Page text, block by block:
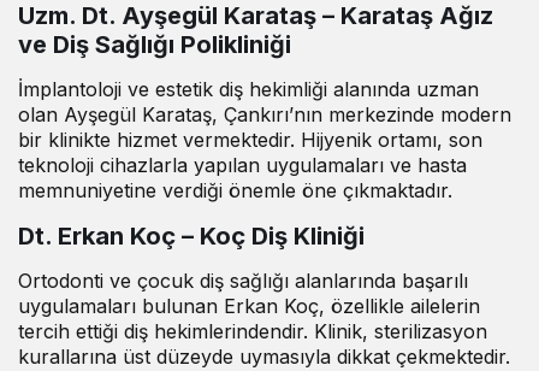
Uzm. Dt. Ayşegül Karataş – Karataş Ağız
ve Diş Sağlığı Polikliniği
İmplantoloji ve estetik diş hekimliği alanında uzman
olan Ayşegül Karataş, Çankırı’nın merkezinde modern
bir klinikte hizmet vermektedir. Hijyenik ortamı, son
teknoloji cihazlarla yapılan uygulamaları ve hasta
memnuniyetine verdiği önemle öne çıkmaktadır.
Dt. Erkan Koç – Koç Diş Kliniği
Ortodonti ve çocuk diş sağlığı alanlarında başarılı
uygulamaları bulunan Erkan Koç, özellikle ailelerin
tercih ettiği diş hekimlerindendir. Klinik, sterilizasyon
kurallarına üst düzeyde uymasıyla dikkat çekmektedir.